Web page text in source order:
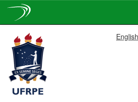
navigation
English